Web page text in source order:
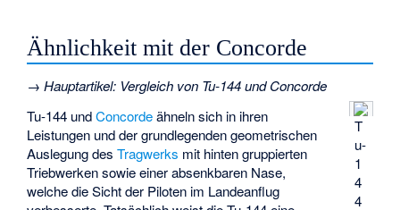
Ähnlichkeit mit der Concorde
→Hauptartikel: Vergleich von Tu-144 und Concorde
T
u-
1
4
4
Tu-144 undConcordeähneln sich in ihren
Leistungen und der grundlegenden geometrischen
Auslegung desTragwerks mit hinten gruppierten
Triebwerken sowie einer absenkbaren Nase,
welche die Sicht der Piloten im Landeanflug